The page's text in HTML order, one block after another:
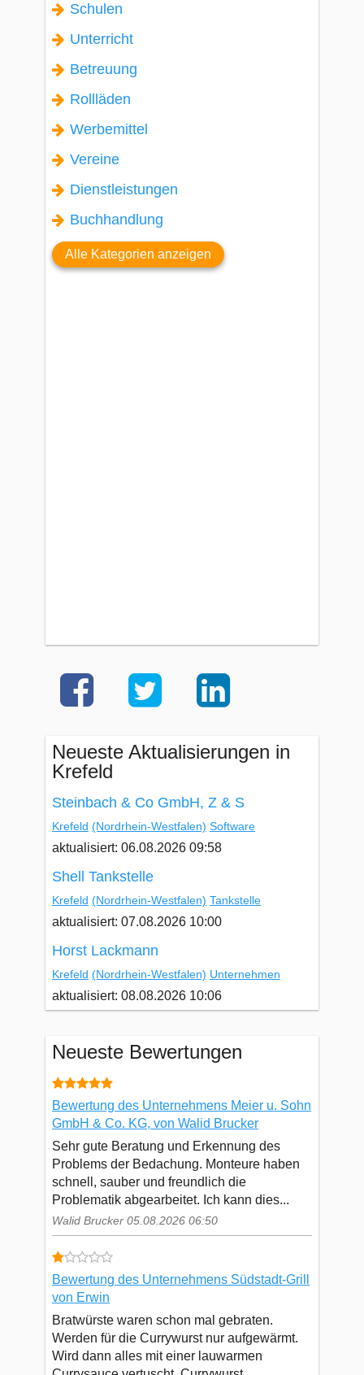
Schulen
Unterricht
Betreuung
Rollläden
Werbemittel
Vereine
Dienstleistungen
Buchhandlung
Alle Kategorien anzeigen
Neueste Aktualisierungen in
Krefeld
Steinbach & Co GmbH, Z & S
Krefeld (Nordrhein-Westfalen) Software
aktualisiert: 06.08.2026 09:58
Shell Tankstelle
Krefeld (Nordrhein-Westfalen) Tankstelle
aktualisiert: 07.08.2026 10:00
Horst Lackmann
Krefeld (Nordrhein-Westfalen) Unternehmen
aktualisiert: 08.08.2026 10:06
Neueste Bewertungen
Bewertung des Unternehmens Meier u. Sohn
GmbH & Co. KG, von Walid Brucker
Sehr gute Beratung und Erkennung des
Problems der Bedachung. Monteure haben
schnell, sauber und freundlich die
Problematik abgearbeitet. Ich kann dies...
Walid Brucker 05.08.2026 06:50
Bewertung des Unternehmens Südstadt-Grill
von Erwin
Bratwürste waren schon mal gebraten.
Werden für die Currywurst nur aufgewärmt.
Wird dann alles mit einer lauwarmen